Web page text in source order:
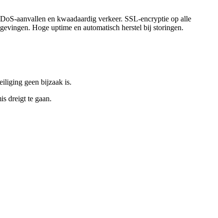
aanvallen en kwaadaardig verkeer. SSL-encryptie op alle
Hoge uptime en automatisch herstel bij storingen.
geen bijzaak is.
dreigt te gaan.